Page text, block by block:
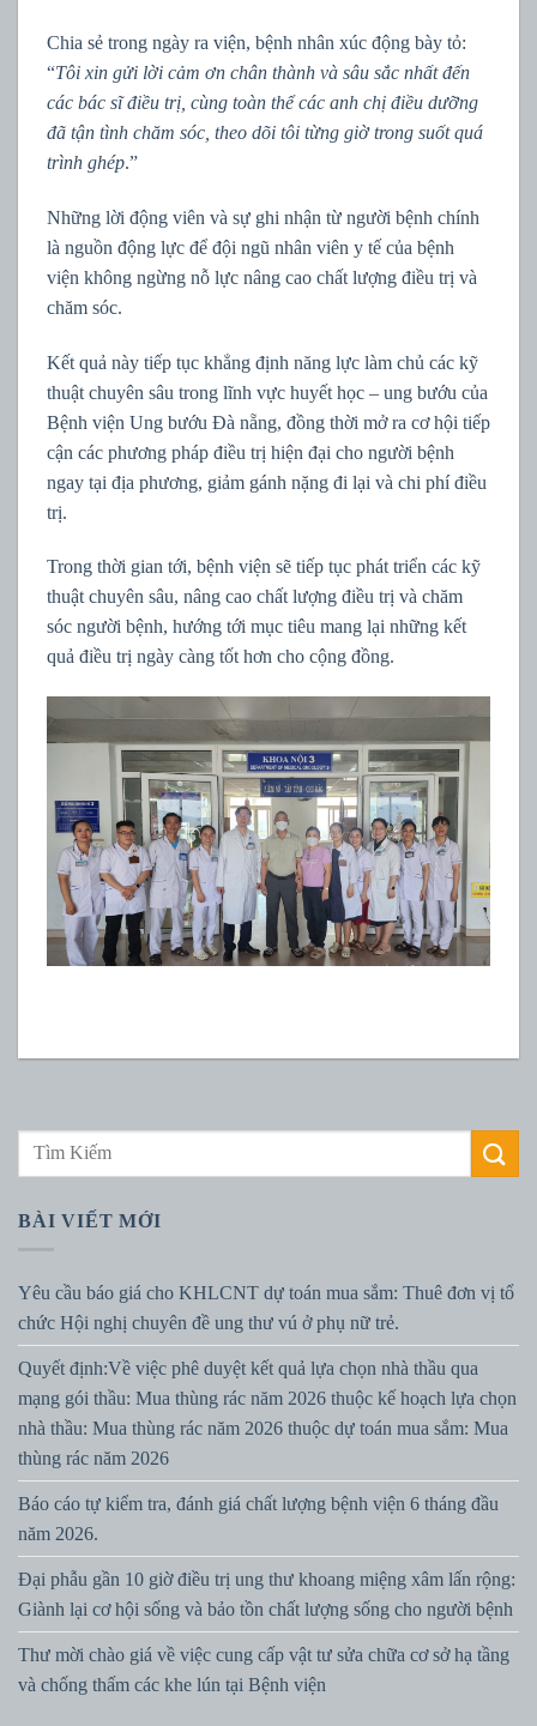
Chia sẻ trong ngày ra viện, bệnh nhân xúc động bày tỏ:
“Tôi xin gửi lời cảm ơn chân thành và sâu sắc nhất đến
các bác sĩ điều trị, cùng toàn thể các anh chị điều dưỡng
đã tận tình chăm sóc, theo dõi tôi từng giờ trong suốt quá
trình ghép.”
Những lời động viên và sự ghi nhận từ người bệnh chính
là nguồn động lực để đội ngũ nhân viên y tế của bệnh
viện không ngừng nỗ lực nâng cao chất lượng điều trị và
chăm sóc.
Kết quả này tiếp tục khẳng định năng lực làm chủ các kỹ
thuật chuyên sâu trong lĩnh vực huyết học – ung bướu của
Bệnh viện Ung bướu Đà nẵng, đồng thời mở ra cơ hội tiếp
cận các phương pháp điều trị hiện đại cho người bệnh
ngay tại địa phương, giảm gánh nặng đi lại và chi phí điều
trị.
Trong thời gian tới, bệnh viện sẽ tiếp tục phát triển các kỹ
thuật chuyên sâu, nâng cao chất lượng điều trị và chăm
sóc người bệnh, hướng tới mục tiêu mang lại những kết
quả điều trị ngày càng tốt hơn cho cộng đồng.
BÀI VIẾT MỚI
Yêu cầu báo giá cho KHLCNT dự toán mua sắm: Thuê đơn vị tổ
chức Hội nghị chuyên đề ung thư vú ở phụ nữ trẻ.
Quyết định:Về việc phê duyệt kết quả lựa chọn nhà thầu qua
mạng gói thầu: Mua thùng rác năm 2026 thuộc kế hoạch lựa chọn
nhà thầu: Mua thùng rác năm 2026 thuộc dự toán mua sắm: Mua
thùng rác năm 2026
Báo cáo tự kiểm tra, đánh giá chất lượng bệnh viện 6 tháng đầu
năm 2026.
Đại phẫu gần 10 giờ điều trị ung thư khoang miệng xâm lấn rộng:
Giành lại cơ hội sống và bảo tồn chất lượng sống cho người bệnh
Thư mời chào giá về việc cung cấp vật tư sửa chữa cơ sở hạ tầng
và chống thấm các khe lún tại Bệnh viện